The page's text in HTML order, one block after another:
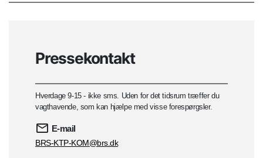
Pressekontakt
Hverdage 9-15 - ikke sms. Uden for det tidsrum træffer du
vagthavende, som kan hjælpe med visse forespørgsler.
E-mail
BRS-KTP-KOM@brs.dk